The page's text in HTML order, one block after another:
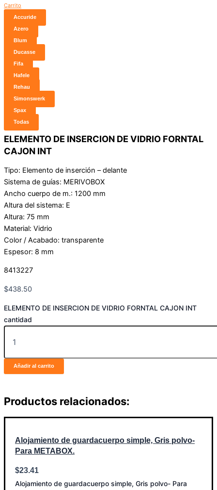
Carrito
Accuride
Azero
Blum
Ducasse
Fifa
Hafele
Rehau
Simonswerk
Spax
Todas
ELEMENTO DE INSERCION DE VIDRIO FORNTAL
CAJON INT
Tipo: Elemento de inserción – delante
Sistema de guías: MERIVOBOX
Ancho cuerpo de m.: 1200 mm
Altura del sistema: E
Altura: 75 mm
Material: Vidrio
Color / Acabado: transparente
Espesor: 8 mm
8413227
$438.50
ELEMENTO DE INSERCION DE VIDRIO FORNTAL CAJON INT
cantidad
Añadir al carrito
Productos relacionados:
Alojamiento de guardacuerpo simple, Gris polvo-
Para METABOX.
$23.41
Alojamiento de guardacuerpo simple, Gris polvo- Para